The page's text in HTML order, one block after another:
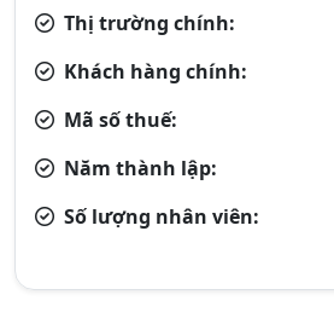
Thị trường chính:
Khách hàng chính:
Mã số thuế:
Năm thành lập:
Số lượng nhân viên: